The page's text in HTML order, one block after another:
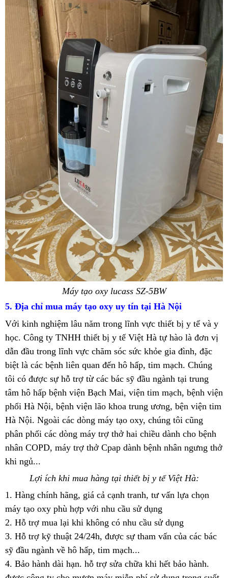
Máy tạo oxy lucass SZ-5BW
5. Địa chỉ mua máy tạo oxy uy tín tại Hà Nội
Với kinh nghiệm lâu năm trong lĩnh vực thiết bị y tế và y
học. Công ty TNHH thiết bị y tế Việt Hà tự hào là đơn vị
dẫn đầu trong lĩnh vực chăm sóc sức khỏe gia đình, đặc
biệt là các bệnh liên quan đến hô hấp, tim mạch. Chúng
tôi có được sự hỗ trợ từ các bác sỹ đầu ngành tại trung
tâm hô hấp bệnh viện Bạch Mai, viện tim mạch, bệnh viện
phổi Hà Nội, bệnh viện lão khoa trung ương, bện viện tim
Hà Nội. Ngoài các dòng máy tạo oxy, chúng tôi cũng
phân phối các dòng máy trợ thở hai chiều dành cho bệnh
nhân COPD, máy trợ thở Cpap dành bệnh nhân ngưng thở
khi ngủ...
Lợi ích khi mua hàng tại thiết bị y tế Việt Hà:
1. Hàng chính hãng, giá cả cạnh tranh, tư vấn lựa chọn
máy tạo oxy phù hợp với nhu cầu sử dụng
2. Hỗ trợ mua lại khi không có nhu cầu sử dụng
3. Hỗ trợ kỹ thuật 24/24h, được sự tham vấn của các bác
sỹ đầu ngành về hô hấp, tim mạch...
4. Bảo hành dài hạn. hỗ trợ sửa chữa khi hết bảo hành.